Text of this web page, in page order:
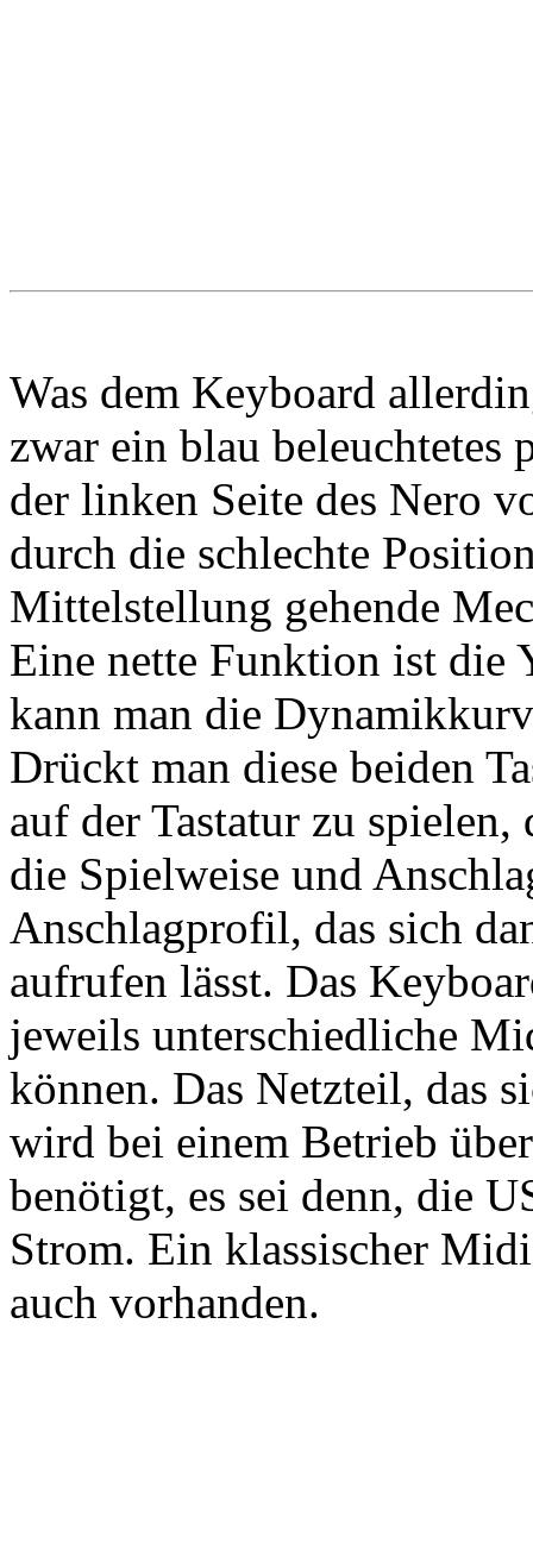
Was dem Keyboard
zwar ein blau beleuchtetes
der linken Seite des Nero
durch die schlechte
Mittelstellung gehende
Eine nette Funktion ist die
kann man die
Drückt man diese beiden
auf der Tastatur zu
die Spielweise und
Anschlagprofil, das sich
aufrufen lässt. Das
jeweils unterschiedliche
können. Das Netzteil, das
wird bei einem Betrieb
benötigt, es sei denn, die
Strom. Ein klassischer
auch vorhanden.